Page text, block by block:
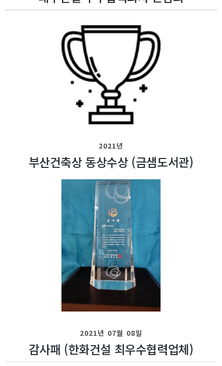
2021년
부산건축상 동상수상 (금샘도서관)
2021년 07월 08일
감사패 (한화건설 최우수협력업체)